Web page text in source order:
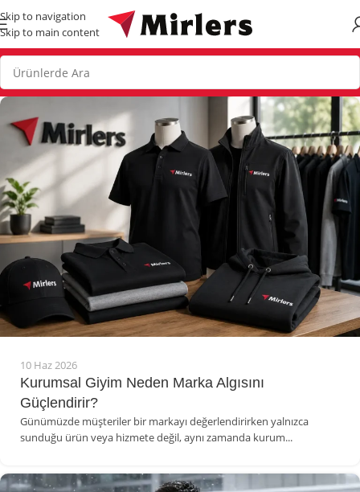
Skip to navigation
Skip to main content
10 Haz 2026
Kurumsal Giyim Neden Marka Algısını
Güçlendirir?
Günümüzde müşteriler bir markayı değerlendirirken yalnızca
sunduğu ürün veya hizmete değil, aynı zamanda kurum...